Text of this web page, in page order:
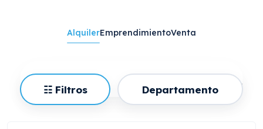
AlquilerEmprendimientoVenta
Barrio
☷ Filtros Departamento